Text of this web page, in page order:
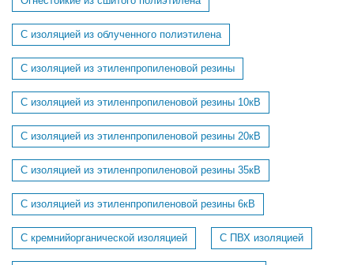
С изоляцией из облученного полиэтилена
С изоляцией из этиленпропиленовой резины
С изоляцией из этиленпропиленовой резины 10кВ
С изоляцией из этиленпропиленовой резины 20кВ
С изоляцией из этиленпропиленовой резины 35кВ
С изоляцией из этиленпропиленовой резины 6кВ
С кремнийорганической изоляцией С ПВХ изоляцией